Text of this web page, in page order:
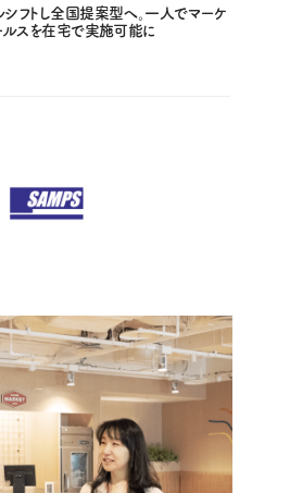
フトし全国提案型へ。一人でマーケ
ルスを在宅で実施可能に